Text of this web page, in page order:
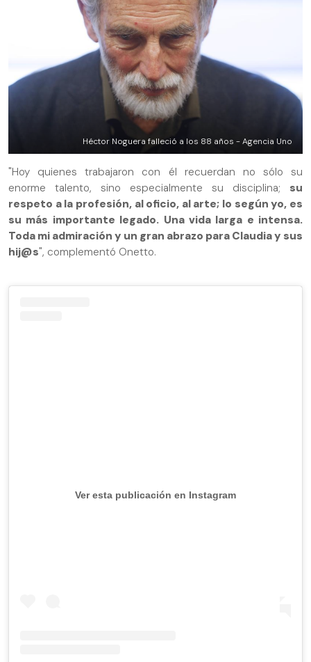
Héctor Noguera falleció a los 88 años - Agencia Uno
"Hoy quienes trabajaron con él recuerdan no sólo su
enorme talento, sino especialmente su disciplina; su
respeto a la profesión, al oficio, al arte; lo según yo, es
su más importante legado. Una vida larga e intensa.
Toda mi admiración y un gran abrazo para Claudia y sus
hij@s", complementó Onetto.
Ver esta publicación en Instagram